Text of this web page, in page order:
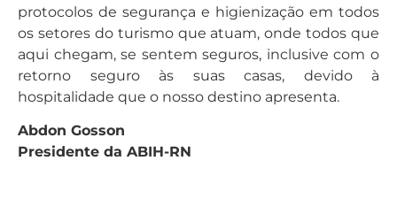
protocolos de segurança e higienização em todos
os setores do turismo que atuam, onde todos que
aqui chegam, se sentem seguros, inclusive com o
retorno seguro às suas casas, devido à
hospitalidade que o nosso destino apresenta.
Abdon Gosson
Presidente da ABIH-RN